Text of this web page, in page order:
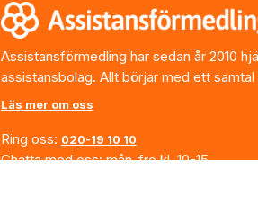
Assistansförmedling har sedan år 2010
assistansbolag. Allt börjar med ett
Läs mer om oss
Ring oss: 020-19 10 10
Chatta med oss: mån-fre kl. 10-15